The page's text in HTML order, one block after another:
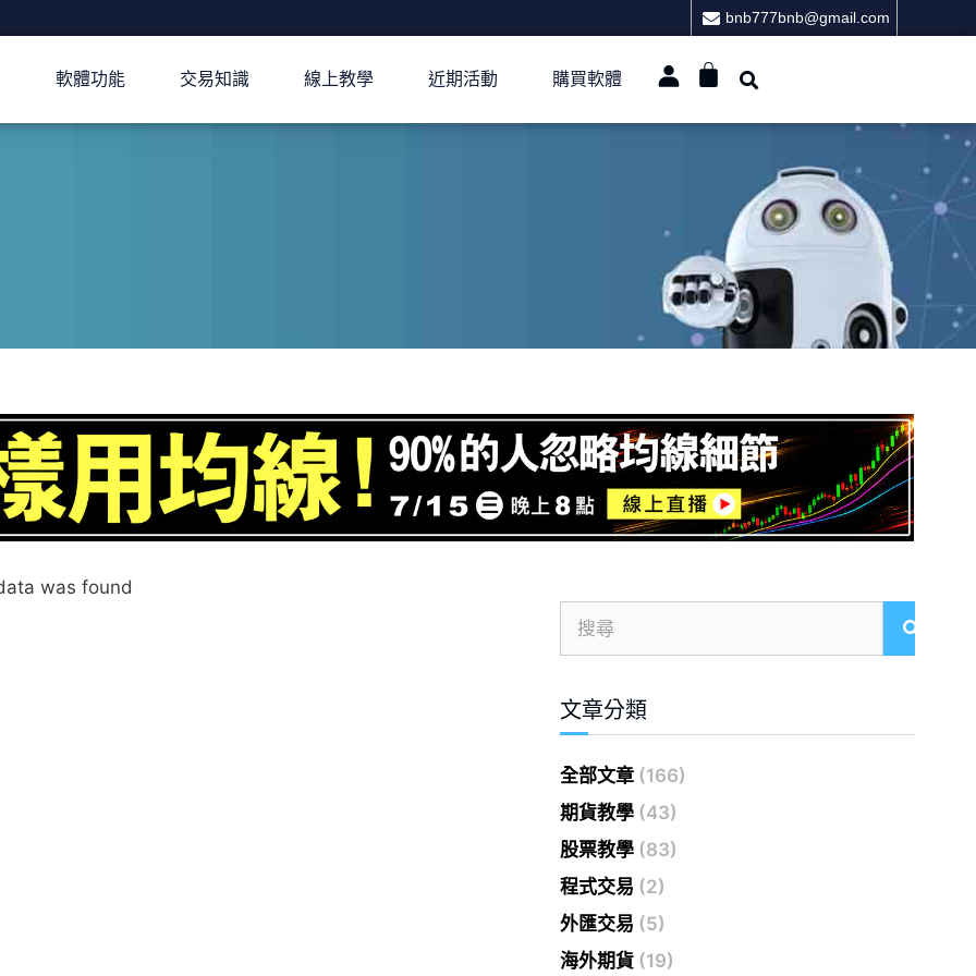
bnb777bnb@gmail.com
軟體功能 交易知識 線上教學 近期活動 購買軟體
was found
文章分類
全部文章 (166)
期貨教學 (43)
股票教學 (83)
程式交易 (2)
外匯交易 (5)
海外期貨 (19)